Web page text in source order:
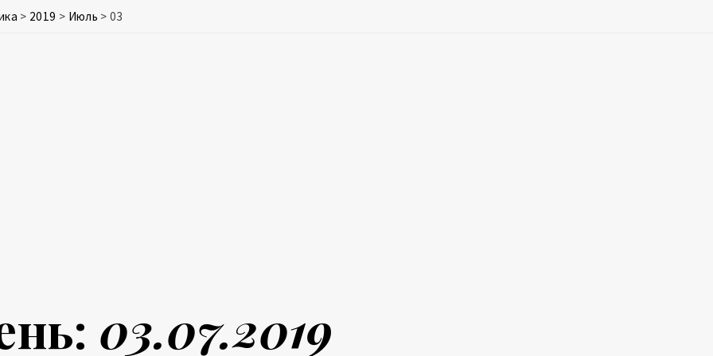
> 2019 > Июль >03
03.07.2019